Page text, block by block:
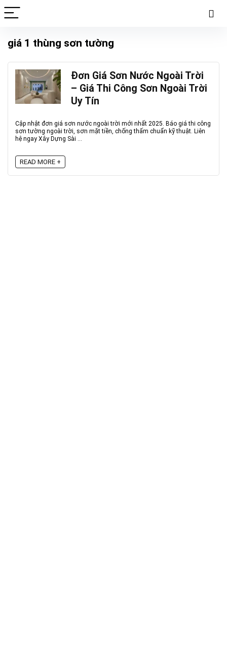
giá 1 thùng sơn tường
Đơn Giá Sơn Nước Ngoài Trời
– Giá Thi Công Sơn Ngoài Trời
Uy Tín
Cập nhật đơn giá sơn nước ngoài trời mới nhất 2025. Báo giá thi công
sơn tường ngoài trời, sơn mặt tiền, chống thấm chuẩn kỹ thuật. Liên
hệ ngay Xây Dựng Sài ...
READ MORE +